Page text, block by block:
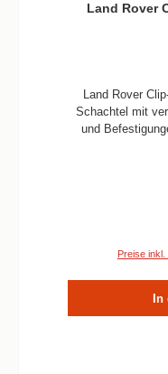
Land Rover
Land Rover
Schachtel mit
und
15 x Scrivet -
25 x
Verschluss -
25 x
Preise